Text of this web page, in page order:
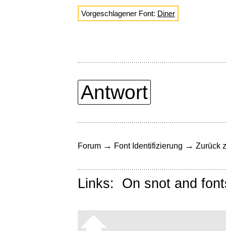
Vorgeschlagener Font: Diner
Antwort
Forum → Font Identifizierung → Zurück
Links: On snot and